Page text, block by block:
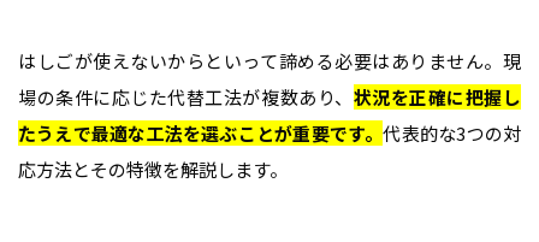
はしごが使えないからといって諦める必要はありません。現
場の条件に応じた代替工法が複数あり、 状況を正確に把握し
たうえで最適な工法を選ぶことが重要です。代表的な3つの対
応方法とその特徴を解説します。